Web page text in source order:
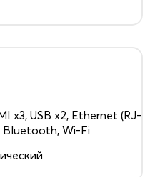
x3, USB x2, Ethernet (RJ-
Bluetooth, Wi-Fi